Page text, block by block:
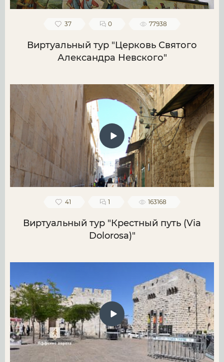
37 0 77938
Виртуальный тур "Церковь Святого
Александра Невского"
41 1 163168
Виртуальный тур "Крестный путь (Via
Dolorosa)"